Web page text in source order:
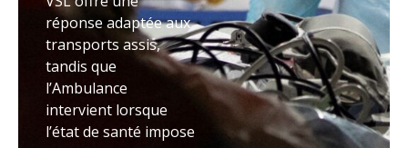
réponse adaptée aux
transports assis,
tandis que
l’Ambulance
intervient lorsque
l’état de santé impose